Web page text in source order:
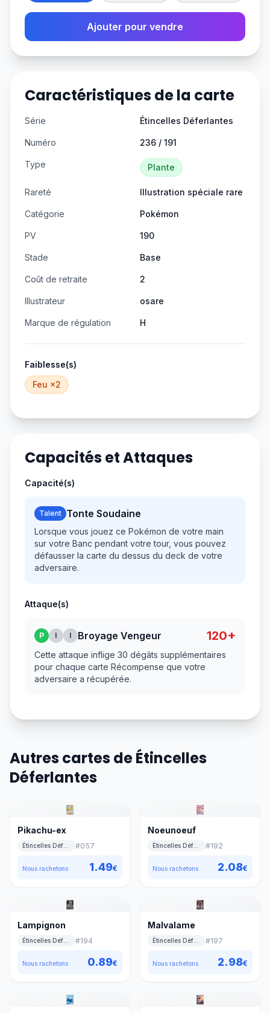
Ajouter pour vendre
Caractéristiques de la carte
Série Étincelles Déferlantes
Numéro 236 / 191
Type Plante
Rareté Illustration spéciale rare
Catégorie Pokémon
PV 190
Stade Base
Coût de retraite 2
Illustrateur osare
Marque de régulation H
Faiblesse(s)
Feu ×2
Capacités et Attaques
Capacité(s)
Talent Tonte Soudaine
Lorsque vous jouez ce Pokémon de votre main
sur votre Banc pendant votre tour, vous pouvez
défausser la carte du dessus du deck de votre
adversaire.
Attaque(s)
P I I Broyage Vengeur 120+
Cette attaque inflige 30 dégâts supplémentaires
pour chaque carte Récompense que votre
adversaire a récupérée.
Autres cartes de Étincelles
Déferlantes
Pikachu-ex
#057
Nous rachetons 1.49€
Noeunoeuf
#192
Nous rachetons 2.08€
Lampignon
#194
Nous rachetons 0.89€
Malvalame
#197
Nous rachetons 2.98€